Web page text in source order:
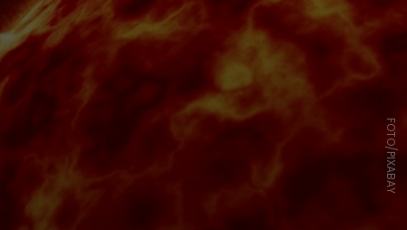
FOTO/PIXABAY